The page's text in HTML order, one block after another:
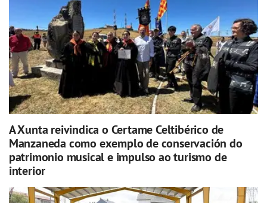
A Xunta reivindica o Certame Celtibérico de
Manzaneda como exemplo de conservación do
patrimonio musical e impulso ao turismo de
interior